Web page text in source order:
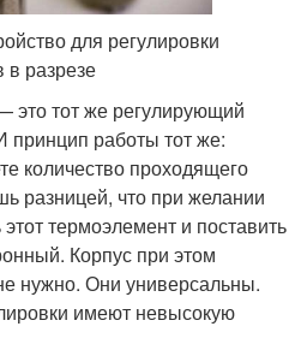
для регулировки
в разрезе
это тот же регулирующий
принцип работы тот же:
количество проходящего
разницей, что при желании
термоэлемент и поставить
Корпус при этом
нужно. Они универсальны.
имеют невысокую